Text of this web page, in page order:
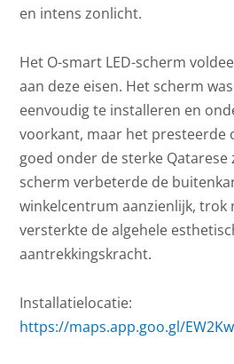
en intens zonlicht.
Het O-smart LED-scherm
aan deze eisen. Het scherm
eenvoudig te installeren en
voorkant, maar het presteerde
goed onder de sterke Qatarese
scherm verbeterde de
winkelcentrum aanzienlijk, trok
versterkte de algehele
aantrekkingskracht.
Installatielocatie:
https://maps.app.goo.gl/